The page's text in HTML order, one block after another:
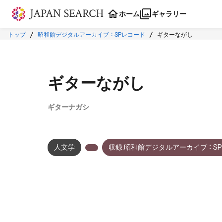
本文に飛ぶ
ホーム ギャラリー
トップ 昭和館デジタルアーカイブ ： SPレコード ギターながし
ギターながし
ギターナガシ
人文学 収録:昭和館デジタルアーカイブ ：